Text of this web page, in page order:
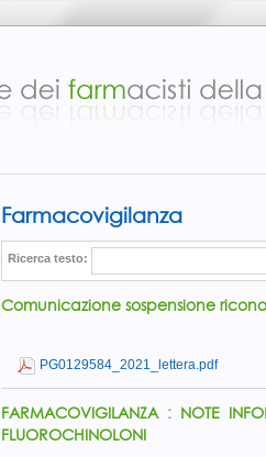
Farmacovigilanza
Ricerca testo:
Comunicazione sospensione
PG0129584_2021_lettera.pdf
FARMACOVIGILANZA : NOTE
FLUOROCHINOLONI